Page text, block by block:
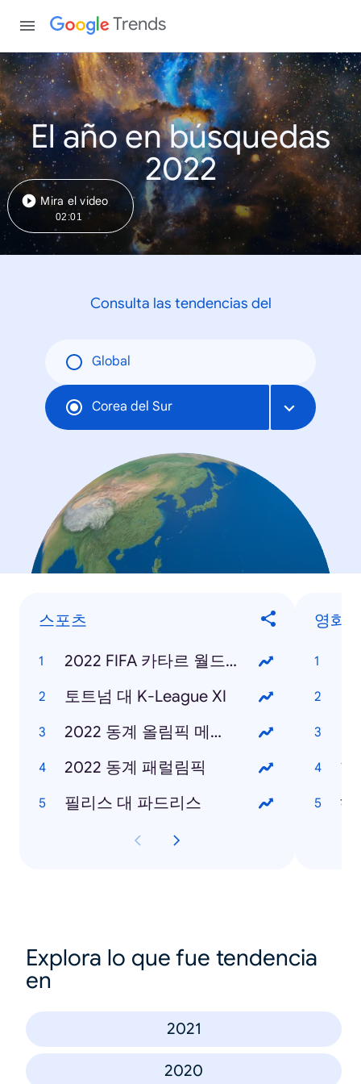
Trends
El año en búsquedas
2022
Mira el video
02:01
Consulta las tendencias del
Global
Corea del Sur
스포츠
2022 FIFA 카타르 월드컵
토트넘 대 K-League XI
2022 동계 올림픽 메달 현황
2022 동계 패럴림픽
필리스 대 파드리스
영화
한
헤
Explora lo que fue tendencia
en
2021
2020